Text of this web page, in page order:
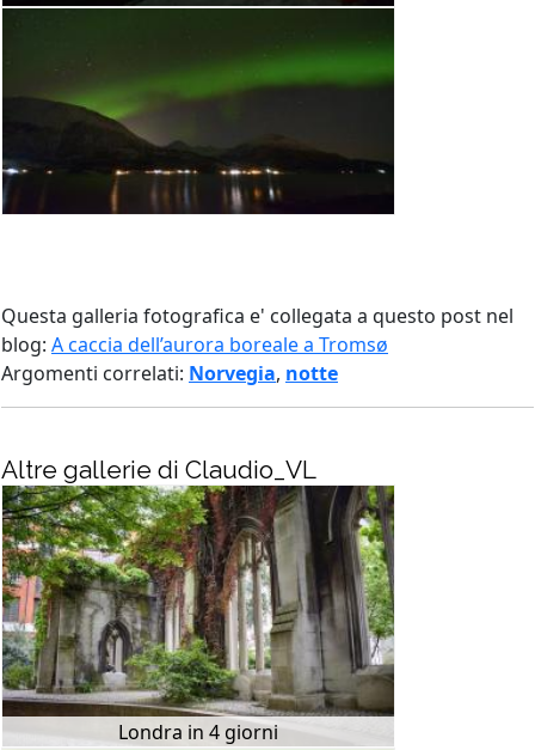
Questa galleria fotografica e' collegata a questo post nel
blog: A caccia dell’aurora boreale a Tromsø
Argomenti correlati: Norvegia, notte
Altre gallerie di Claudio_VL
Londra in 4 giorni